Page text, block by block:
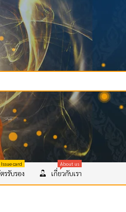
รรับรอง
card
เกี่ยวกับเรา
About us